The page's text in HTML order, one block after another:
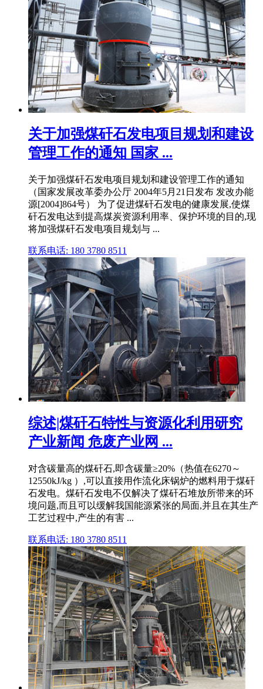
关于加强煤矸石发电项目规划和建设
管理工作的通知 国家 ...
关于加强煤矸石发电项目规划和建设管理工作的通知
（国家发展改革委办公厅 2004年5月21日发布 发改办能
源[2004]864号） 为了促进煤矸石发电的健康发展,使煤
矸石发电达到提高煤炭资源利用率、保护环境的目的,现
将加强煤矸石发电项目规划与 ...
联系电话: 180 3780 8511
综述|煤矸石特性与资源化利用研究
产业新闻 危废产业网 ...
对含碳量高的煤矸石,即含碳量≥20%（热值在6270～
12550kJ/kg ）,可以直接用作流化床锅炉的燃料用于煤矸
石发电。煤矸石发电不仅解决了煤矸石堆放所带来的环
境问题,而且可以缓解我国能源紧张的局面,并且在其生产
工艺过程中,产生的有害 ...
联系电话: 180 3780 8511